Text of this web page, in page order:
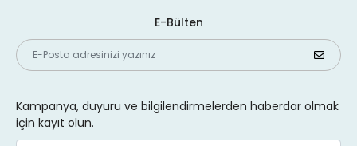
E-Bülten
Kampanya, duyuru ve bilgilendirmelerden haberdar olmak
için kayıt olun.